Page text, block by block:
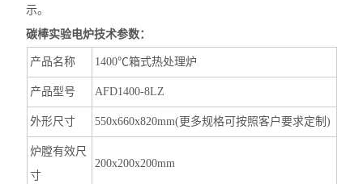
示。
碳棒实验电炉技术参数：
产品名称 1400℃箱式热处理炉
产品型号 AFD1400-8LZ
外形尺寸 550x660x820mm(更多规格可按照客户要求定制)
炉膛有效尺
寸
200x200x200mm